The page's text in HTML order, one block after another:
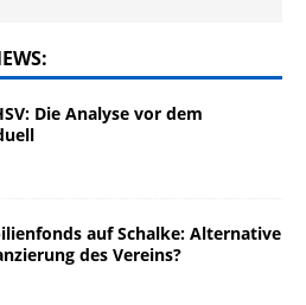
Die Analyse vor dem
auf Schalke: Alternative
des Vereins?